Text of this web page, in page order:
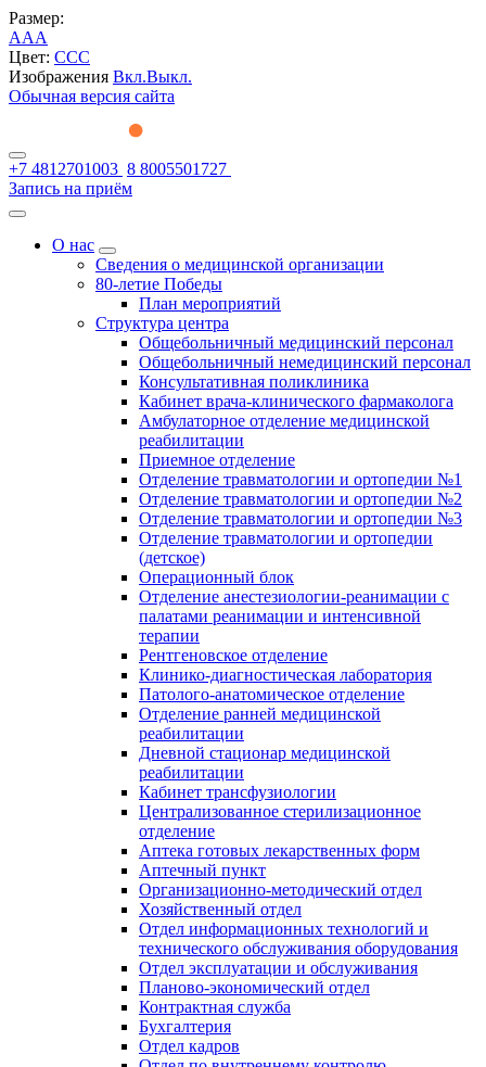
Размер:
AAA
Цвет: CCC
Изображения Вкл.Выкл.
Обычная версия сайта
+7 4812701003 8 8005501727
Запись на приём
О нас
Сведения о медицинской организации
80-летие Победы
План мероприятий
Структура центра
Общебольничный медицинский персонал
Общебольничный немедицинский персонал
Консультативная поликлиника
Кабинет врача-клинического фармаколога
Амбулаторное отделение медицинской
реабилитации
Приемное отделение
Отделение травматологии и ортопедии №1
Отделение травматологии и ортопедии №2
Отделение травматологии и ортопедии №3
Отделение травматологии и ортопедии
(детское)
Операционный блок
Отделение анестезиологии-реанимации с
палатами реанимации и интенсивной
терапии
Рентгеновское отделение
Клинико-диагностическая лаборатория
Патолого-анатомическое отделение
Отделение ранней медицинской
реабилитации
Дневной стационар медицинской
реабилитации
Кабинет трансфузиологии
Централизованное стерилизационное
отделение
Аптека готовых лекарственных форм
Аптечный пункт
Организационно-методический отдел
Хозяйственный отдел
Отдел информационных технологий и
технического обслуживания оборудования
Отдел эксплуатации и обслуживания
Планово-экономический отдел
Контрактная служба
Бухгалтерия
Отдел кадров